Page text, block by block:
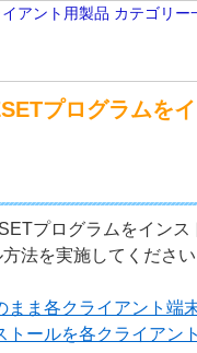
アント用製品 カテゴリー
プログラムを
プログラムをイン
法を実施してくださ
まま各クライアント端
トールを各クライアン